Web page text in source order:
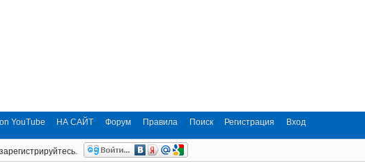
НА САЙТ Форум Правила Поиск Регистрация Вход